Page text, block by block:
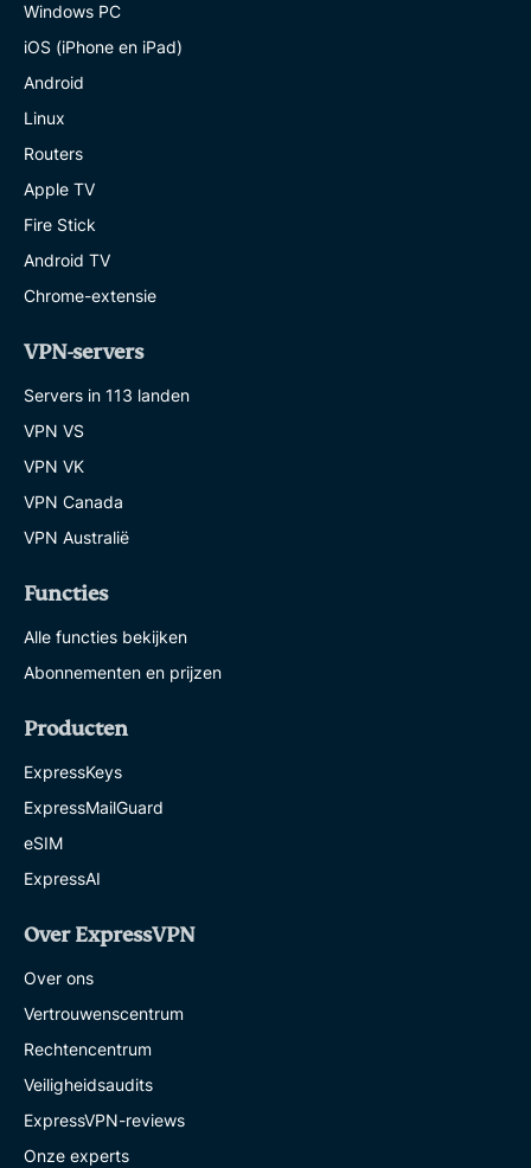
Windows PC
iOS (iPhone en iPad)
Android
Linux
Routers
Apple TV
Fire Stick
Android TV
Chrome-extensie
VPN-servers
Servers in 113 landen
VPN VS
VPN VK
VPN Canada
VPN Australië
Functies
Alle functies bekijken
Abonnementen en prijzen
Producten
ExpressKeys
ExpressMailGuard
eSIM
ExpressAI
Over ExpressVPN
Over ons
Vertrouwenscentrum
Rechtencentrum
Veiligheidsaudits
ExpressVPN-reviews
Onze experts